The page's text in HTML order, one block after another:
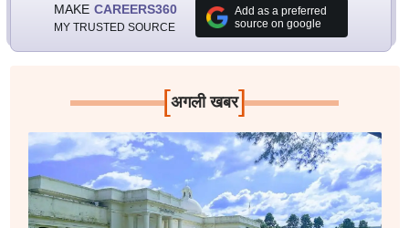
MAKE CAREERS360
MY TRUSTED SOURCE
Add as a preferred
source on google
[अगली खबर]